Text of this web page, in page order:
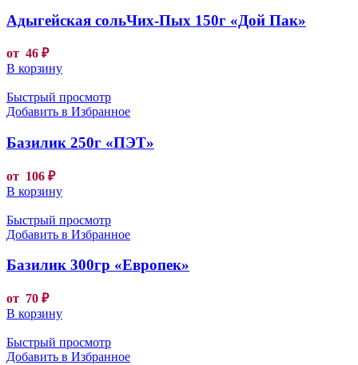
Адыгейская сольЧих-Пых 150г «Дой Пак»
от 46 ₽
В корзину
Быстрый просмотр
Добавить в Избранное
Базилик 250г «ПЭТ»
от 106 ₽
В корзину
Быстрый просмотр
Добавить в Избранное
Базилик 300гр «Европек»
от 70 ₽
В корзину
Быстрый просмотр
Добавить в Избранное